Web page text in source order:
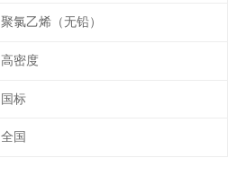
聚氯乙烯（无铅）
高密度
国标
全国